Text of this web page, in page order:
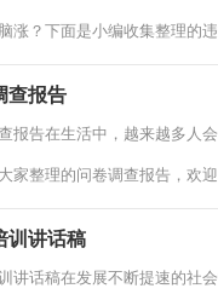
涨？下面是小编收集整理的
查报告
报告在生活中，越来越多人
家整理的问卷调查报告，欢
训讲话稿
讲话稿在发展不断提速的社